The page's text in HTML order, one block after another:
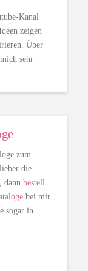
Kanal
zeigen
Über
sehr
zum
die
dannbestell
bei mir.
sogar in